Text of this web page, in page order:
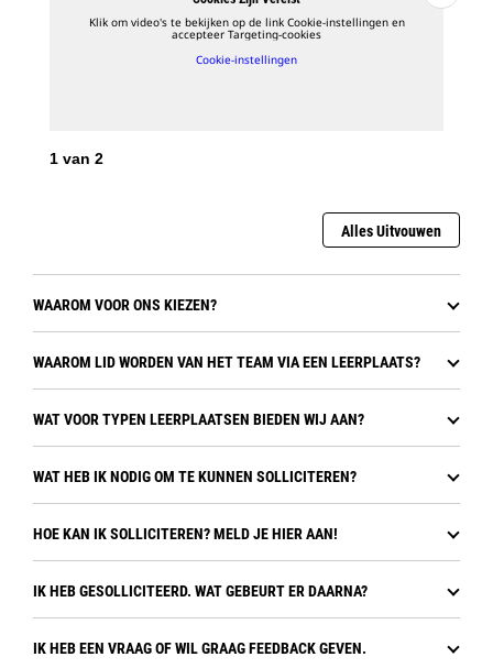
Klik om video's te bekijken op de link Cookie-instellingen en
accepteer Targeting-cookies
Cookie-instellingen
1 van 2
Alles Uitvouwen
WAAROM VOOR ONS KIEZEN?
WAAROM LID WORDEN VAN HET TEAM VIA EEN LEERPLAATS?
WAT VOOR TYPEN LEERPLAATSEN BIEDEN WIJ AAN?
WAT HEB IK NODIG OM TE KUNNEN SOLLICITEREN?
HOE KAN IK SOLLICITEREN? MELD JE HIER AAN!
IK HEB GESOLLICITEERD. WAT GEBEURT ER DAARNA?
IK HEB EEN VRAAG OF WIL GRAAG FEEDBACK GEVEN.